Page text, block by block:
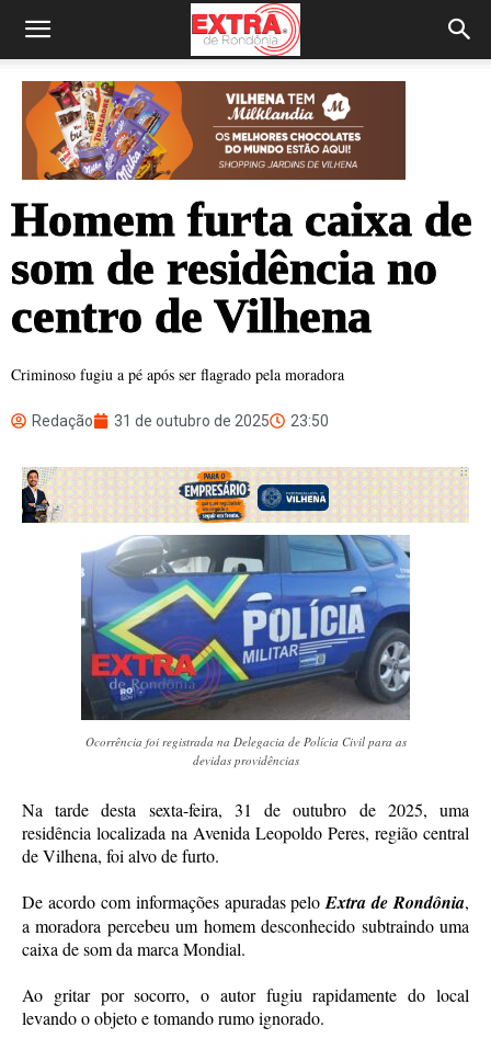
Homem furta caixa de
som de residência no
centro de Vilhena
Criminoso fugiu a pé após ser flagrado pela moradora
Redação 31 de outubro de 2025 23:50
Ocorrência foi registrada na Delegacia de Polícia Civil para as
devidas providências
Na tarde desta sexta-feira, 31 de outubro de 2025, uma
residência localizada na Avenida Leopoldo Peres, região central
de Vilhena, foi alvo de furto.
De acordo com informações apuradas peloExtra de Rondônia,
a moradora percebeu um homem desconhecido subtraindo uma
caixa de som da marca Mondial.
Ao gritar por socorro, o autor fugiu rapidamente do local
levando o objeto e tomando rumo ignorado.